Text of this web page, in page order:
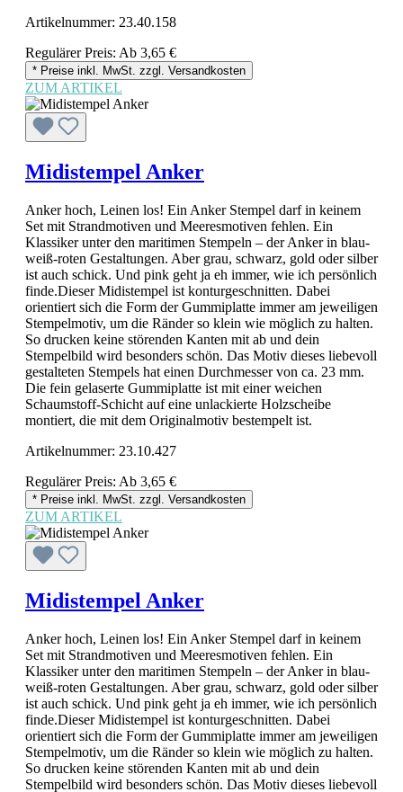
Artikelnummer: 23.40.158
Regulärer Preis: Ab 3,65 €
* Preise inkl. MwSt. zzgl. Versandkosten
ZUM ARTIKEL
Midistempel Anker
Anker hoch, Leinen los! Ein Anker Stempel darf in keinem
Set mit Strandmotiven und Meeresmotiven fehlen. Ein
Klassiker unter den maritimen Stempeln – der Anker in blau-
weiß-roten Gestaltungen. Aber grau, schwarz, gold oder silber
ist auch schick. Und pink geht ja eh immer, wie ich persönlich
finde.Dieser Midistempel ist konturgeschnitten. Dabei
orientiert sich die Form der Gummiplatte immer am jeweiligen
Stempelmotiv, um die Ränder so klein wie möglich zu halten.
So drucken keine störenden Kanten mit ab und dein
Stempelbild wird besonders schön. Das Motiv dieses liebevoll
gestalteten Stempels hat einen Durchmesser von ca. 23 mm.
Die fein gelaserte Gummiplatte ist mit einer weichen
Schaumstoff-Schicht auf eine unlackierte Holzscheibe
montiert, die mit dem Originalmotiv bestempelt ist.
Artikelnummer: 23.10.427
Regulärer Preis: Ab 3,65 €
* Preise inkl. MwSt. zzgl. Versandkosten
ZUM ARTIKEL
Midistempel Anker
Anker hoch, Leinen los! Ein Anker Stempel darf in keinem
Set mit Strandmotiven und Meeresmotiven fehlen. Ein
Klassiker unter den maritimen Stempeln – der Anker in blau-
weiß-roten Gestaltungen. Aber grau, schwarz, gold oder silber
ist auch schick. Und pink geht ja eh immer, wie ich persönlich
finde.Dieser Midistempel ist konturgeschnitten. Dabei
orientiert sich die Form der Gummiplatte immer am jeweiligen
Stempelmotiv, um die Ränder so klein wie möglich zu halten.
So drucken keine störenden Kanten mit ab und dein
Stempelbild wird besonders schön. Das Motiv dieses liebevoll